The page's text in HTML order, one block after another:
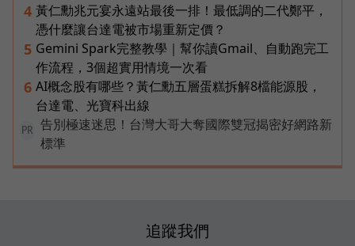
4 黃仁勳兆元宴永遠站最後一排！最低調的二代鄭平，
憑什麼讓台達電被市場重新定價？
5 Gemini Spark完整教學｜幫你讀Gmail、自動跑完工
作流程，3個超實用情境一次看
6 AI概念股有哪些？黃仁勳五層蛋糕拆解8檔能源股，
台達電、光寶科出線
PR
告別極速迷思！台灣大哥大奪國際雙冠揭密好網路新
標準
追蹤我們